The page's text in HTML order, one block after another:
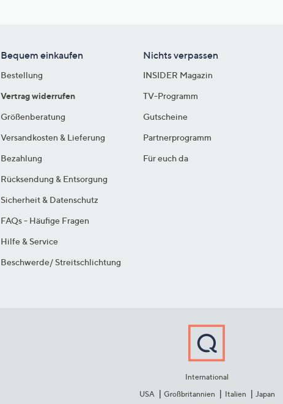
Bequem einkaufen
Bestellung
Vertrag widerrufen
Größenberatung
Versandkosten & Lieferung
Bezahlung
Rücksendung & Entsorgung
Sicherheit & Datenschutz
FAQs - Häufige Fragen
Hilfe & Service
Beschwerde/ Streitschlichtung
Nichts verpassen
INSIDER Magazin
TV-Programm
Gutscheine
Partnerprogramm
Für euch da
International
USA
Großbritannien Italien Japan